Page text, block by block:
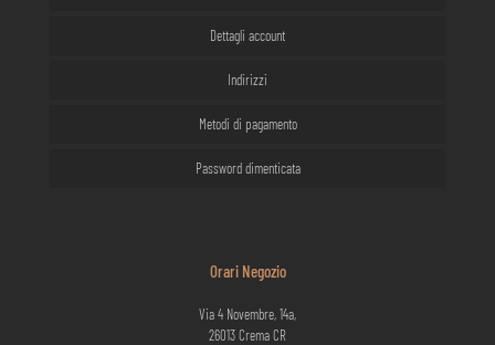
Dettagli account
Indirizzi
Metodi di pagamento
Password dimenticata
Orari Negozio
Via 4 Novembre, 14a,
26013 Crema CR